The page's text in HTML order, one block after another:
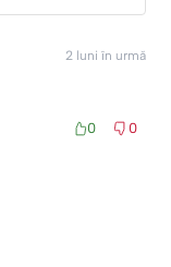
2 luni în urmă
0 0